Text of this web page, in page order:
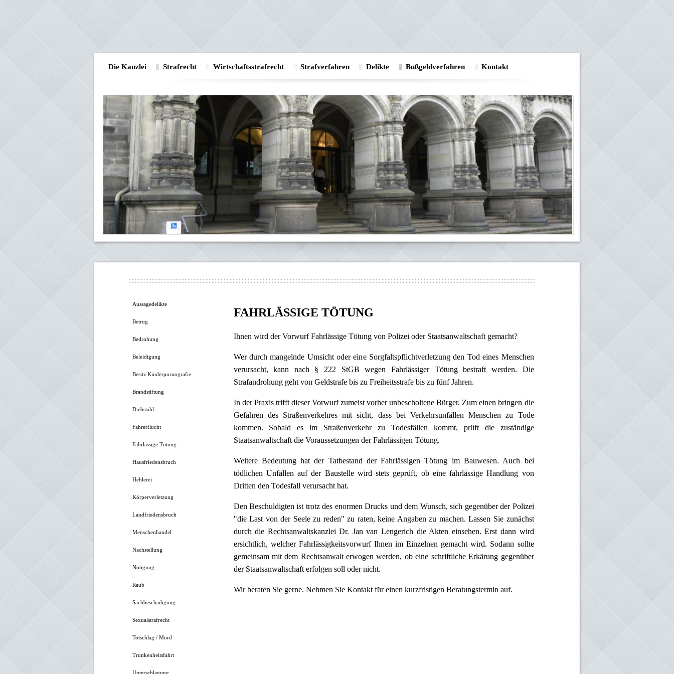
Die Kanzlei Strafrecht Wirtschaftsstrafrecht Strafverfahren Delikte Bußgeldverfahren Kontakt
Aussagedelikte
Betrug
Bedrohung
Beleidigung
Besitz Kinderpornografie
Brandstiftung
Diebstahl
Fahrerflucht
Fahrlässige Tötung
Hausfriedensbruch
Hehlerei
Körperverletzung
Landfriedensbruch
Menschenhandel
Nachstellung
Nötigung
Raub
Sachbeschädigung
Sexualstrafrecht
Totschlag / Mord
Trunkenheitsfahrt
Unterschlagung
FAHRLÄSSIGE TÖTUNG
Ihnen wird der Vorwurf Fahrlässige Tötung von Polizei oder Staatsanwaltschaft gemacht?
Wer durch mangelnde Umsicht oder eine Sorgfaltspflichtverletzung den Tod eines Menschen
verursacht, kann nach § 222 StGB wegen Fahrlässiger Tötung bestraft werden. Die
Strafandrohung geht von Geldstrafe bis zu Freiheitsstrafe bis zu fünf Jahren.
In der Praxis trifft dieser Vorwurf zumeist vorher unbescholtene Bürger. Zum einen bringen die
Gefahren des Straßenverkehres mit sicht, dass bei Verkehrsunfällen Menschen zu Tode
kommen. Sobald es im Straßenverkehr zu Todesfällen kommt, prüft die zuständige
Staatsanwaltschaft die Voraussetzungen der Fahrlässigen Tötung.
Weitere Bedeutung hat der Tatbestand der Fahrlässigen Tötung im Bauwesen. Auch bei
tödlichen Unfällen auf der Baustelle wird stets geprüft, ob eine fahrlässige Handlung von
Dritten den Todesfall verursacht hat.
Den Beschuldigten ist trotz des enormen Drucks und dem Wunsch, sich gegenüber der Polizei
"die Last von der Seele zu reden" zu raten, keine Angaben zu machen. Lassen Sie zunächst
durch die Rechtsanwaltskanzlei Dr. Jan van Lengerich die Akten einsehen. Erst dann wird
ersichtlich, welcher Fahrlässigkeitsvorwurf Ihnen im Einzelnen gemacht wird. Sodann sollte
gemeinsam mit dem Rechtsanwalt erwogen werden, ob eine schriftliche Erkärung gegenüber
der Staatsanwaltschaft erfolgen soll oder nicht.
Wir beraten Sie gerne. Nehmen Sie Kontakt für einen kurzfristigen Beratungstermin auf.